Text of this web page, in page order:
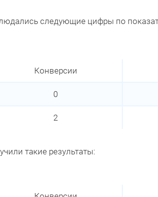
следующие цифры по
Конверсии
0
2
такие результаты: